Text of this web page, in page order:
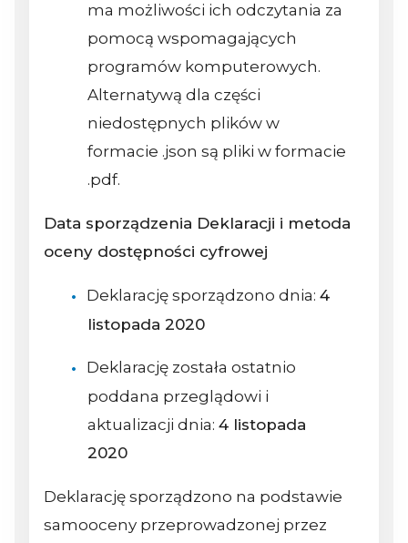
ma możliwości ich odczytania za
pomocą wspomagających
programów komputerowych.
Alternatywą dla części
niedostępnych plików w
formacie .json są pliki w formacie
.pdf.
Data sporządzenia Deklaracji i metoda
oceny dostępności cyfrowej
Deklarację sporządzono dnia: 4
listopada 2020
Deklarację została ostatnio
poddana przeglądowi i
aktualizacji dnia: 4 listopada
2020
Deklarację sporządzono na podstawie
samooceny przeprowadzonej przez